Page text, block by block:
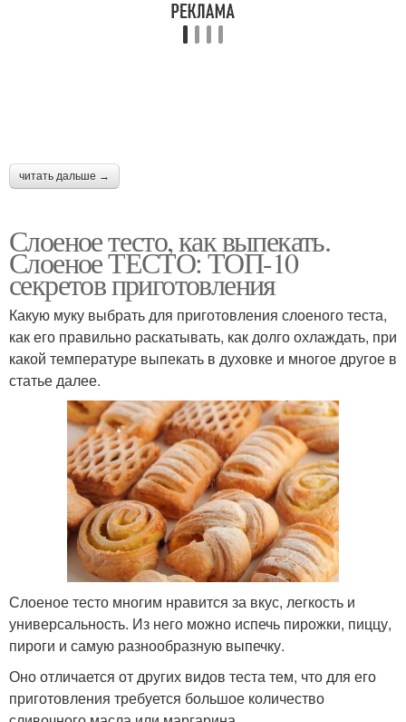
читать дальше →
Слоеное тесто, как выпекать.
Слоеное ТЕСТО: ТОП-10
секретов приготовления
Какую муку выбрать для приготовления слоеного теста,
как его правильно раскатывать, как долго охлаждать, при
какой температуре выпекать в духовке и многое другое в
статье далее.
Слоеное тесто многим нравится за вкус, легкость и
универсальность. Из него можно испечь пирожки, пиццу,
пироги и самую разнообразную выпечку.
Оно отличается от других видов теста тем, что для его
приготовления требуется большое количество